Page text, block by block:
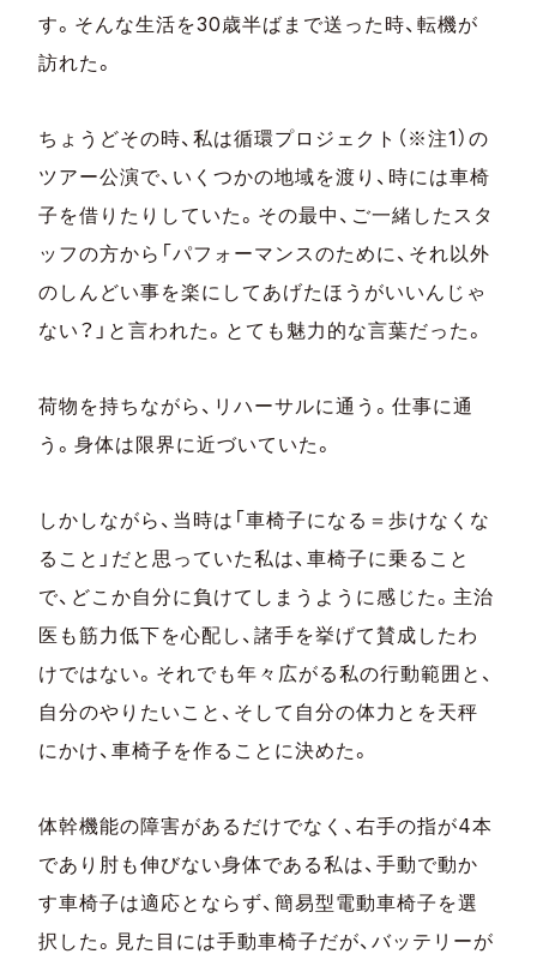
す。そんな生活を30歳半ばまで送った時、転機が
訪れた。
ちょうどその時、私は循環プロジェクト（※注1）の
ツアー公演で、いくつかの地域を渡り、時には車椅
子を借りたりしていた。その最中、ご一緒したスタ
ッフの方から「パフォーマンスのために、それ以外
のしんどい事を楽にしてあげたほうがいいんじゃ
ない？」と言われた。とても魅力的な言葉だった。
荷物を持ちながら、リハーサルに通う。仕事に通
う。身体は限界に近づいていた。
しかしながら、当時は「車椅子になる＝歩けなくな
ること」だと思っていた私は、車椅子に乗ること
で、どこか自分に負けてしまうように感じた。主治
医も筋力低下を心配し、諸手を挙げて賛成したわ
けではない。それでも年々広がる私の行動範囲と、
自分のやりたいこと、そして自分の体力とを天秤
にかけ、車椅子を作ることに決めた。
体幹機能の障害があるだけでなく、右手の指が4本
であり肘も伸びない身体である私は、手動で動か
す車椅子は適応とならず、簡易型電動車椅子を選
択した。見た目には手動車椅子だが、バッテリーが